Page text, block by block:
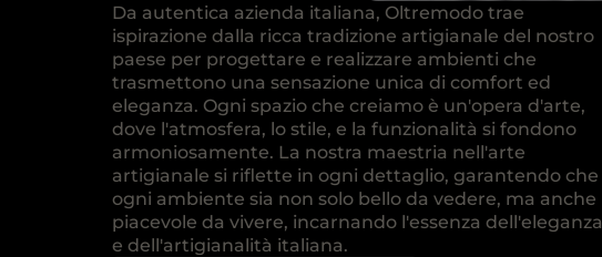
Da autentica azienda italiana, Oltremodo trae
ispirazione dalla ricca tradizione artigianale del nostro
paese per progettare e realizzare ambienti che
trasmettono una sensazione unica di comfort ed
eleganza. Ogni spazio che creiamo è un'opera d'arte,
dove l'atmosfera, lo stile, e la funzionalità si fondono
armoniosamente. La nostra maestria nell'arte
artigianale si riflette in ogni dettaglio, garantendo che
ogni ambiente sia non solo bello da vedere, ma anche
piacevole da vivere, incarnando l'essenza dell'eleganza
e dell'artigianalità italiana.